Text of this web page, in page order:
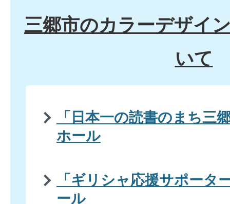
三郷市のカラーデザイ
いて
「日本一の読書のまち三
ホール
「ギリシャ応援サポータ
ール